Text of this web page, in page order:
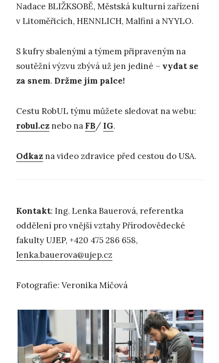
Nadace BLIŽKSOBĚ, Městská kulturní zařízení
v Litoměřicích, HENNLICH, Malfini a NYYLO.
S kufry sbalenými a týmem připraveným na
soutěžní výzvu zbývá už jen jediné – vydat se
za snem. Držme jim palce!
Cestu RobUL týmu můžete sledovat na webu:
robul.cznebo na FB/ IG.
Odkazna video zdravice před cestou do USA.
Kontakt: Ing. Lenka Bauerová, referentka
oddělení pro vnější vztahy Přírodovědecké
fakulty UJEP, +420 475 286 658,
lenka.bauerova@ujep.cz
Fotografie: Veronika Míčová